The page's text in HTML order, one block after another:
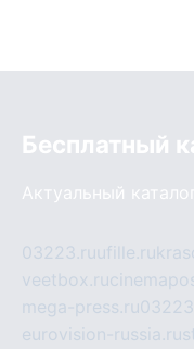
Бесплатный
Актуальный
03223.ruufille.ru
veetbox.ru
mega-press.ru
eurovision-russia.ru